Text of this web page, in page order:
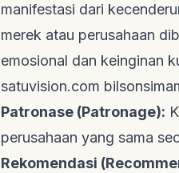
manifestasi dari
merek atau perusahaan
emosional dan keinginan
satuvision.com
Patronase (Patronage):
perusahaan yang sama
Rekomendasi